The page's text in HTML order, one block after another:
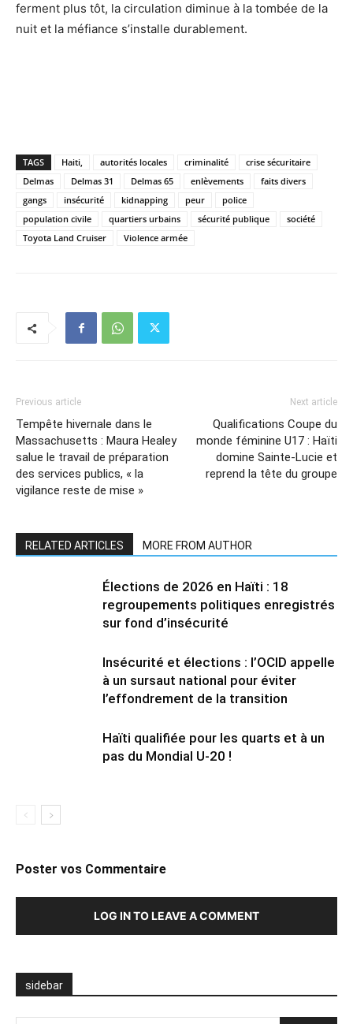
ferment plus tôt, la circulation diminue à la tombée de la
nuit et la méfiance s’installe durablement.
TAGS Haiti, autorités locales criminalité
crise sécuritaire
Delmas
Delmas 31 Delmas 65 enlèvements
faits divers
gangs
insécurité kidnapping peur
police
population civile
quartiers urbains sécurité publique
société
Toyota Land Cruiser
Violence armée
Previous article
Tempête hivernale dans le
Massachusetts : Maura Healey
salue le travail de préparation
des services publics, « la
vigilance reste de mise »
Next article
Qualifications Coupe du
monde féminine U17 : Haïti
domine Sainte-Lucie et
reprend la tête du groupe
RELATED ARTICLES MORE FROM AUTHOR
Élections de 2026 en Haïti : 18
regroupements politiques enregistrés
sur fond d’insécurité
Insécurité et élections : l’OCID appelle
à un sursaut national pour éviter
l’effondrement de la transition
Haïti qualifiée pour les quarts et à un
pas du Mondial U-20 !
Poster vos Commentaire
LOG IN TO LEAVE A COMMENT
sidebar